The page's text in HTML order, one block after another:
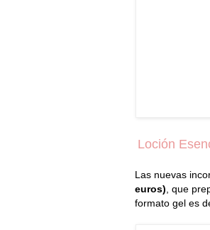
Loción
Las nuevas
euros) , que
formato gel es